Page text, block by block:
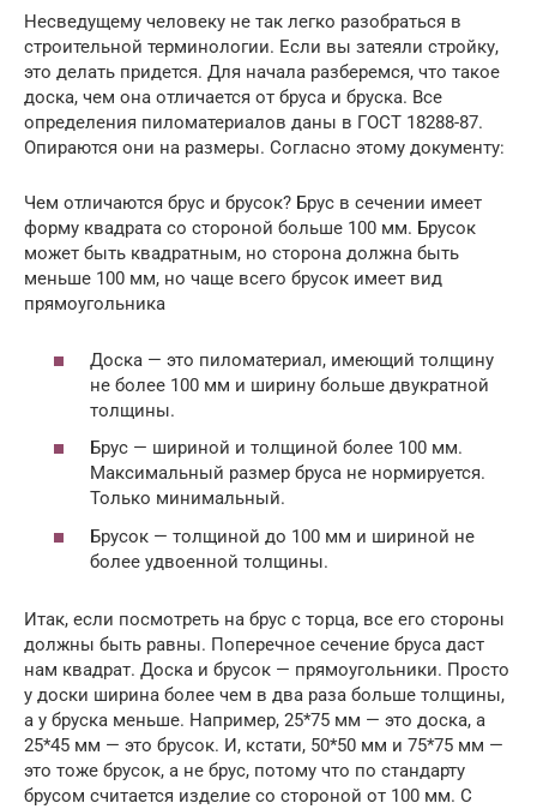
Несведущему человеку не так легко разобраться в
строительной терминологии. Если вы затеяли стройку,
это делать придется. Для начала разберемся, что такое
доска, чем она отличается от бруса и бруска. Все
определения пиломатериалов даны в ГОСТ 18288-87.
Опираются они на размеры. Согласно этому документу:
Чем отличаются брус и брусок? Брус в сечении имеет
форму квадрата со стороной больше 100 мм. Брусок
может быть квадратным, но сторона должна быть
меньше 100 мм, но чаще всего брусок имеет вид
прямоугольника
Доска — это пиломатериал, имеющий толщину
не более 100 мм и ширину больше двукратной
толщины.
Брус — шириной и толщиной более 100 мм.
Максимальный размер бруса не нормируется.
Только минимальный.
Брусок — толщиной до 100 мм и шириной не
более удвоенной толщины.
Итак, если посмотреть на брус с торца, все его стороны
должны быть равны. Поперечное сечение бруса даст
нам квадрат. Доска и брусок — прямоугольники. Просто
у доски ширина более чем в два раза больше толщины,
а у бруска меньше. Например, 25*75 мм — это доска, а
25*45 мм — это брусок. И, кстати, 50*50 мм и 75*75 мм —
это тоже брусок, а не брус, потому что по стандарту
брусом считается изделие со стороной от 100 мм. С